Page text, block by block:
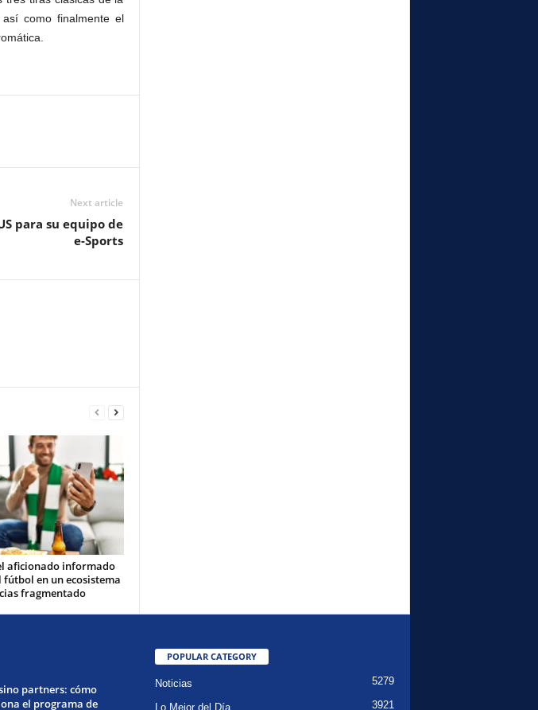
como finalmente el
Next article
para su equipo de
e-Sports
aficionado informado
fútbol en un ecosistema
fragmentado
partners: cómo
el programa de
POPULAR CATEGORY
Noticias 5279
Lo Mejor del Día 3921